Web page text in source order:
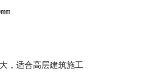
，适合高层建筑施工